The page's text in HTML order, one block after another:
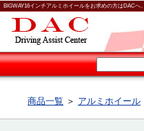
BIGWAY16インチアルミホイールをお求めの方はDACへ。
商品一覧 ＞ アルミホイール